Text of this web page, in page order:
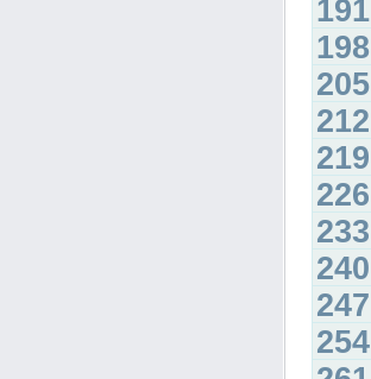
191
198
205
212
219
226
233
240
247
254